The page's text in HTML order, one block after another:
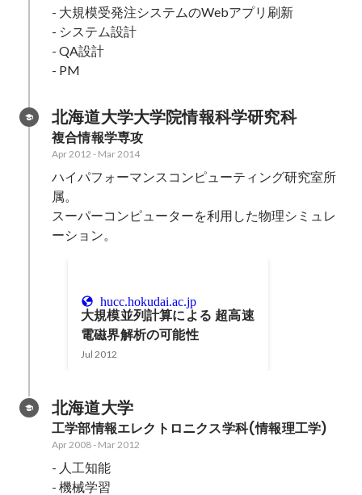
- 大規模受発注システムのWebアプリ刷新
- システム設計
- QA設計
- PM
北海道大学大学院情報科学研究科
複合情報学専攻
Apr 2012 - Mar 2014
ハイパフォーマンスコンピューティング研究室所
属。
スーパーコンピューターを利用した物理シミュレ
ーション。
hucc.hokudai.ac.jp
大規模並列計算による 超高速
電磁界解析の可能性
Jul 2012
北海道大学
工学部情報エレクトロニクス学科(情報理工学)
Apr 2008- Mar 2012
- 人工知能
- 機械学習